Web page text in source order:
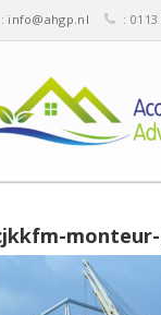
: info@ahgp.nl :